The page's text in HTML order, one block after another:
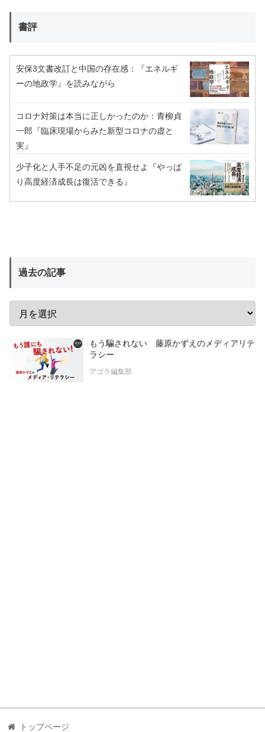
書評
安保3文書改訂と中国の存在感：『エネルギ
ーの地政学』を読みながら
コロナ対策は本当に正しかったのか：青柳貞
一郎『臨床現場からみた新型コロナの虚と
実』
少子化と人手不足の元凶を直視せよ『やっぱ
り高度経済成長は復活できる』
過去の記事
もう騙されない 藤原かずえのメディアリテ
ラシー
アゴラ編集部
トップページ